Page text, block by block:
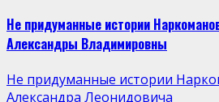
Не придуманные истории
Александры Владимировны
Не придуманные истории
Александра Леонидовича